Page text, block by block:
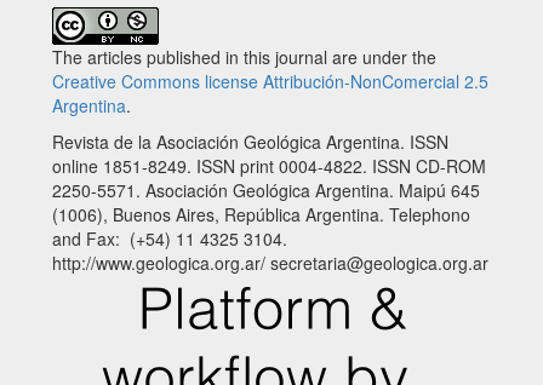
The articles published in this journal are under the
Creative Commons license Attribución-NonComercial 2.5
Argentina.
Revista de la Asociación Geológica Argentina. ISSN
online 1851-8249. ISSN print 0004-4822. ISSN CD-ROM
2250-5571. Asociación Geológica Argentina. Maipú 645
(1006), Buenos Aires, República Argentina. Telephono
and Fax: (+54) 11 4325 3104.
http://www.geologica.org.ar/ secretaria@geologica.org.ar